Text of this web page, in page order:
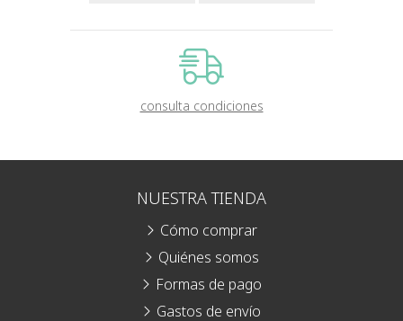
consulta condiciones
NUESTRA TIENDA
Cómo comprar
Quiénes somos
Formas de pago
Gastos de envío